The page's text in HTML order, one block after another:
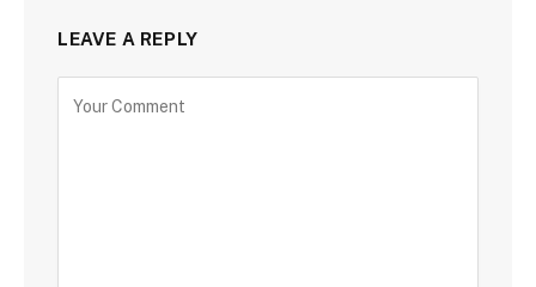
LEAVE A REPLY